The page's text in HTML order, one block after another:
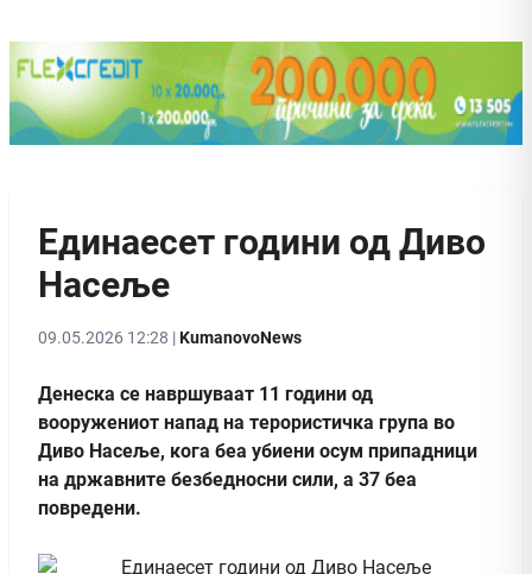
Единаесет години од Диво
Насеље
09.05.2026 12:28 |KumanovoNews
Денеска се навршуваат 11 години од
вооружениот напад на терористичка група во
Диво Насеље, кога беа убиени осум припадници
на државните безбедносни сили, а 37 беа
повредени.